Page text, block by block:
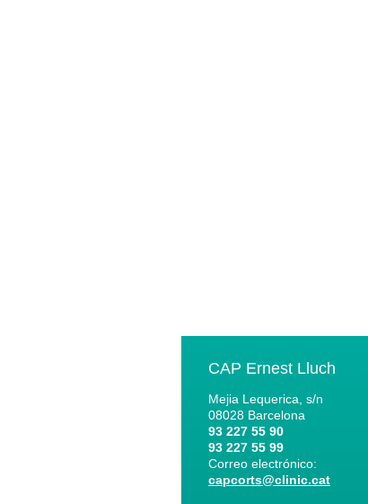
CAP Ernest Lluch
Mejia Lequerica, s/n
08028 Barcelona
93 227 55 90
93 227 55 99
Correo electrónico:
capcorts@clinic.cat